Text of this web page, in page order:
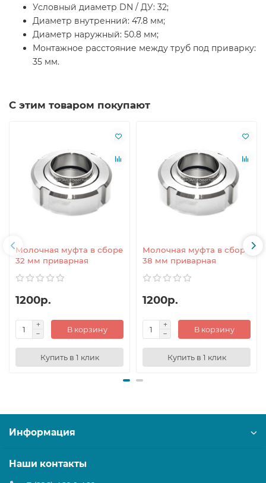
Условный диаметр DN / ДУ: 32;
Диаметр внутренний: 47.8 мм;
Диаметр наружный: 50.8 мм;
Монтажное расстояние между труб под приварку:
35 мм.
С этим товаром покупают
Молочная муфта в сборе
32 мм приварная
1200р.
В корзину
Купить в 1 клик
Молочная муфта в сборе
38 мм приварная
1200р.
В корзину
Купить в 1 клик
Информация
Наши контакты